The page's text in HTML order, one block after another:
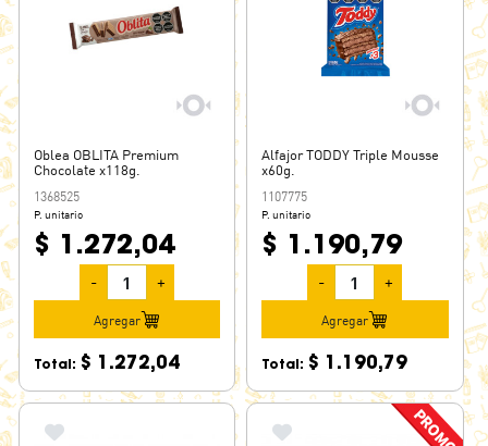
LOTZA FIZZ
LUCKY
MARENGO
MARLEY
MARROC
MECANO
MEDIA HORA
MENTA CRISTAL
MENTHOPLUS
MENTITAS LACASA
MENTOS
Oblea OBLITA Premium
Chocolate x118g.
1368525
P. unitario
$ 1.272,04
- +
Agregar
Total: $ 1.272,04
Alfajor TODDY Triple Mousse
x60g.
1107775
P. unitario
$ 1.190,79
- +
Agregar
Total: $ 1.190,79